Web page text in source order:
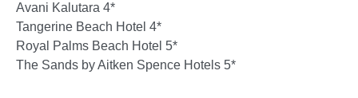
Avani Kalutara 4*
Tangerine Beach Hotel 4*
Royal Palms Beach Hotel 5*
The Sands by Aitken Spence Hotels 5*